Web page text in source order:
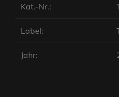
Kat.-Nr.:
Label:
Jahr: